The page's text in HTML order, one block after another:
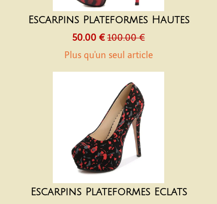
Escarpins Plateformes Hautes
50.00 € 100.00 €
Plus qu'un seul article
Escarpins Plateformes Eclats